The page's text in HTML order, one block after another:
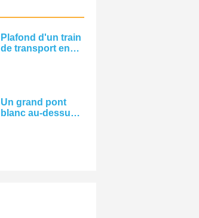
Plafond d'un train
de transport en
Un grand pont
blanc au-dessus